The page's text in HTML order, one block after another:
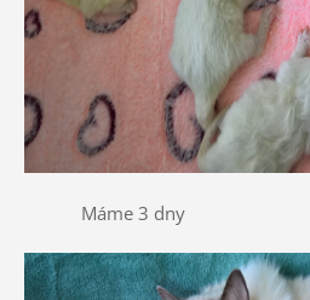
Máme 3 dny